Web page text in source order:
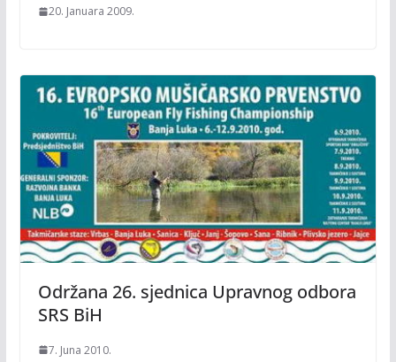
20. Januara 2009.
Održana 26. sjednica Upravnog odbora
SRS BiH
7. Juna 2010.